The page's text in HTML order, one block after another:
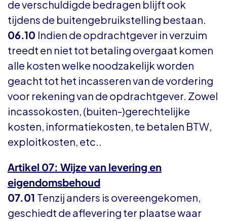
de verschuldigde bedragen blijft ook
tijdens de buitengebruikstelling bestaan.
06.10 Indien de opdrachtgever in verzuim
treedt en niet tot betaling overgaat komen
alle kosten welke noodzakelijk worden
geacht tot het incasseren van de vordering
voor rekening van de opdrachtgever. Zowel
incassokosten, (buiten-)gerechtelijke
kosten, informatiekosten, te betalen BTW,
exploitkosten, etc..
Artikel 07: Wijze van levering en
eigendomsbehoud
07.01 Tenzij anders is overeengekomen,
geschiedt de aflevering ter plaatse waar